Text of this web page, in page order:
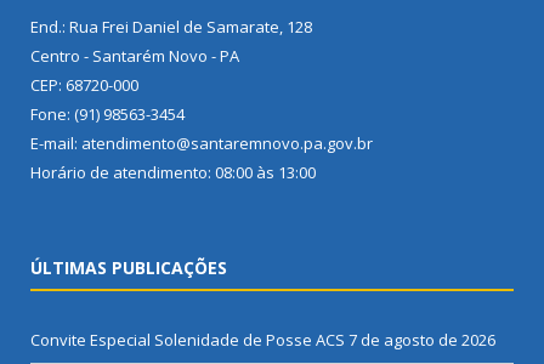
End.: Rua Frei Daniel de Samarate, 128
Centro - Santarém Novo - PA
CEP: 68720-000
Fone: (91) 98563-3454
E-mail: atendimento@santaremnovo.pa.gov.br
Horário de atendimento: 08:00 às 13:00
ÚLTIMAS PUBLICAÇÕES
Convite Especial Solenidade de Posse ACS 7 de agosto de 2026